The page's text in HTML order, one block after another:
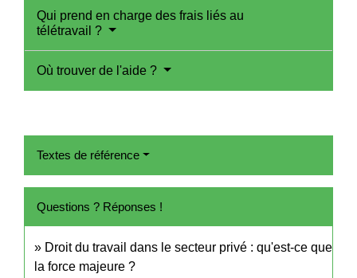
Qui prend en charge des frais liés au
télétravail ?
Où trouver de l'aide ?
Textes de référence
Questions ? Réponses !
Droit du travail dans le secteur privé : qu'est-ce que
la force majeure ?